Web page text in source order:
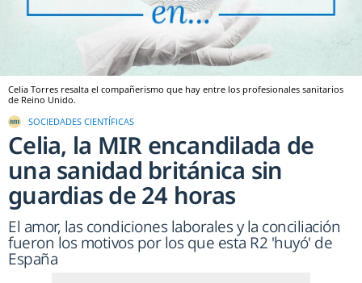
Celia Torres resalta el compañerismo que hay entre los profesionales sanitarios
de Reino Unido.
SOCIEDADES CIENTÍFICAS
Celia, la MIR encandilada de
una sanidad británica sin
guardias de 24 horas
El amor, las condiciones laborales y la conciliación
fueron los motivos por los que esta R2 'huyó' de
España